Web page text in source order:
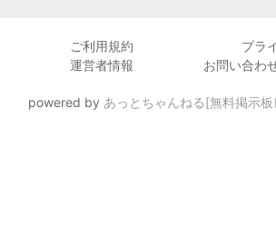
ご利用規約
プラ
運営者情報
お問い合わ
powered by あっとちゃんねる[無料掲示